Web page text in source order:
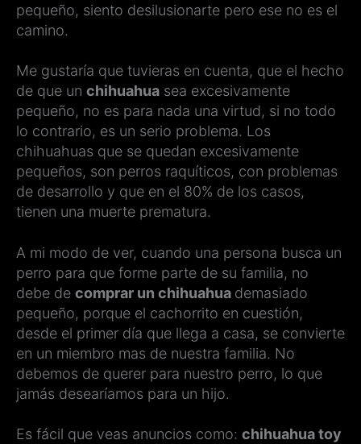
pequeño, siento desilusionarte pero ese no es el
camino.
Me gustaría que tuvieras en cuenta, que el hecho
de que un chihuahua sea excesivamente
pequeño, no es para nada una virtud, si no todo
lo contrario, es un serio problema. Los
chihuahuas que se quedan excesivamente
pequeños, son perros raquíticos, con problemas
de desarrollo y que en el 80% de los casos,
tienen una muerte prematura.
A mi modo de ver, cuando una persona busca un
perro para que forme parte de su familia, no
debe de comprar un chihuahua demasiado
pequeño, porque el cachorrito en cuestión,
desde el primer día que llega a casa, se convierte
en un miembro mas de nuestra familia. No
debemos de querer para nuestro perro, lo que
jamás desearíamos para un hijo.
Es fácil que veas anuncios como: chihuahua toy